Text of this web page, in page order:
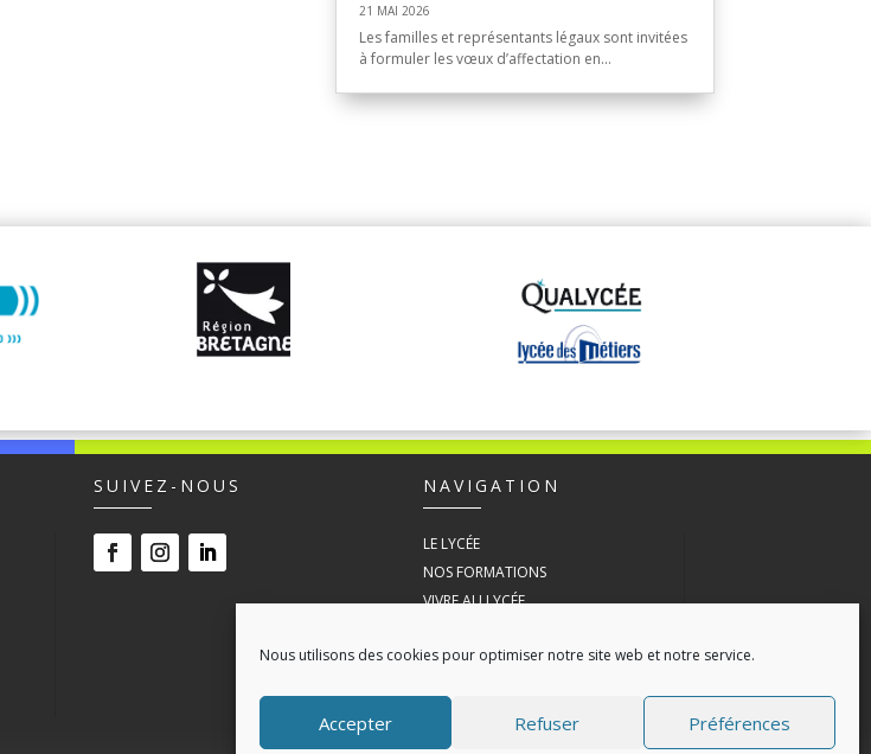
Nous utilisons des cookies pour optimiser notre site web et notre service.
Accepter Refuser Préférences
21 MAI 2026
Les familles et représentants légaux sont invitées
à formuler les vœux d’affectation en...
SUIVEZ-NOUS NAVIGATION
LE LYCÉE
NOS FORMATIONS
VIVRE AU LYCÉE
ACTUALITÉS
POLITIQUE DE COOKIES (UE)